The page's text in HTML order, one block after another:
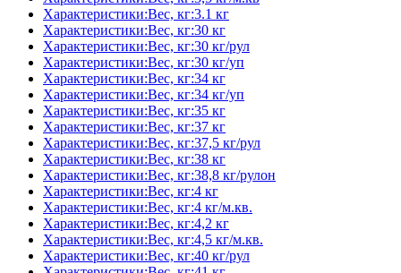
Характеристики:Вес, кг:3.1 кг
Характеристики:Вес, кг:30 кг
Характеристики:Вес, кг:30 кг/рул
Характеристики:Вес, кг:30 кг/уп
Характеристики:Вес, кг:34 кг
Характеристики:Вес, кг:34 кг/уп
Характеристики:Вес, кг:35 кг
Характеристики:Вес, кг:37 кг
Характеристики:Вес, кг:37,5 кг/рул
Характеристики:Вес, кг:38 кг
Характеристики:Вес, кг:38,8 кг/рулон
Характеристики:Вес, кг:4 кг
Характеристики:Вес, кг:4 кг/м.кв.
Характеристики:Вес, кг:4,2 кг
Характеристики:Вес, кг:4,5 кг/м.кв.
Характеристики:Вес, кг:40 кг/рул